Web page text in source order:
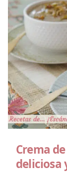
Crema
deliciosa